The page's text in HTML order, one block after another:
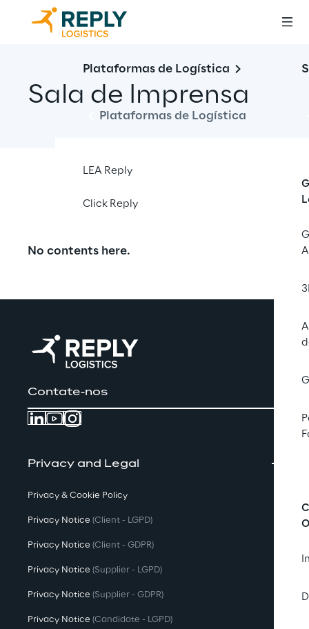
Plataformas de Logística
Plataformas de Logística
LEA Reply
Click Reply
Sala de Imprensa
Open filters
No contents here.
Contate-nos
Privacy and Legal
Privacy & Cookie Policy
Privacy Notice (Client - LGPD)
Privacy Notice (Client - GDPR)
Privacy Notice (Supplier - LGPD)
Privacy Notice (Supplier - GDPR)
Privacy Notice (Candidate - LGPD)